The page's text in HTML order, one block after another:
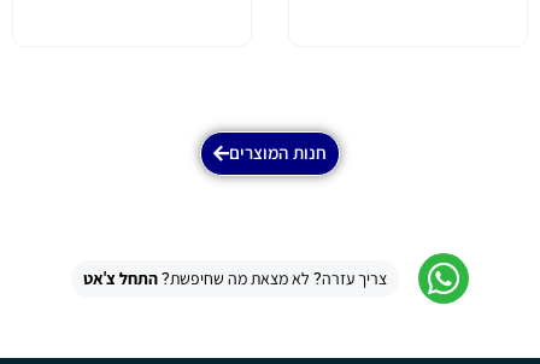
חנות המוצרים
צריך עזרה? לא מצאת מה שחיפשת?התחל צ'אט